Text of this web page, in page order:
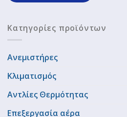
Κατηγορίες προϊόντων
Ανεμιστήρες
Κλιματισμός
Αντλίες Θερμότητας
Επεξεργασία αέρα